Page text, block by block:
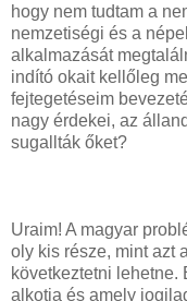
hogy nem tudtam a
nemzetiségi és a
alkalmazását
indító okait kellőleg
fejtegetéseim
nagy érdekei, az
sugallták őket?
Uraim! A magyar
oly kis része, mint azt
következtetni lehetne.
alkotja és amely